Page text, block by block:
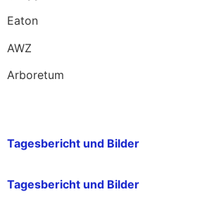
Eaton
AWZ
Arboretum
Tagesbericht und Bilder
Tagesbericht und Bilder